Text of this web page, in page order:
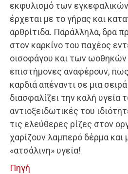
εκφυλισμό των
έρχεται με το γήρας και
αρθρίτιδα. Παράλληλα, δρα
στον καρκίνο του παχέος
οισοφάγου και των ωοθηκών
επιστήμονες αναφέρουν,
καρδιά απέναντι σε μια
διασφαλίζει την καλή
αντιοξειδωτικές του
τις ελεύθερες ρίζες στον
χαρίζουν λαμπερό δέρμα και
«ατσάλινη» υγεία!
Πηγή